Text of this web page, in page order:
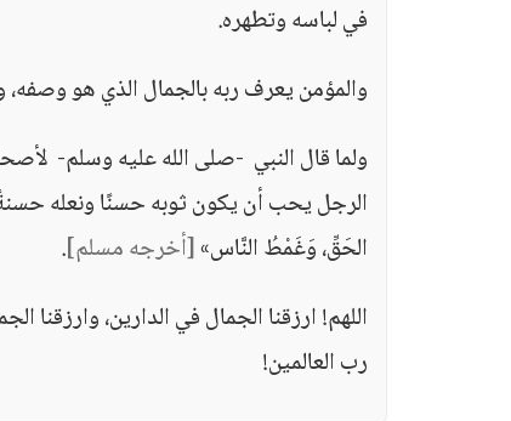
في لباسه وتطهره.
والمؤمن يعرف ربه بالجمال الذي هو
ولما قال النبي -صلى الله عليه وسلم-
الرجل يحب أن يكون ثوبه حسنًا ونعله
الحَقِّ، وَغَمْطُ النَّاس»[أخرجه مسلم].
اللهم! ارزقنا الجمال في الدارين، وارزقنا
رب العالمين!